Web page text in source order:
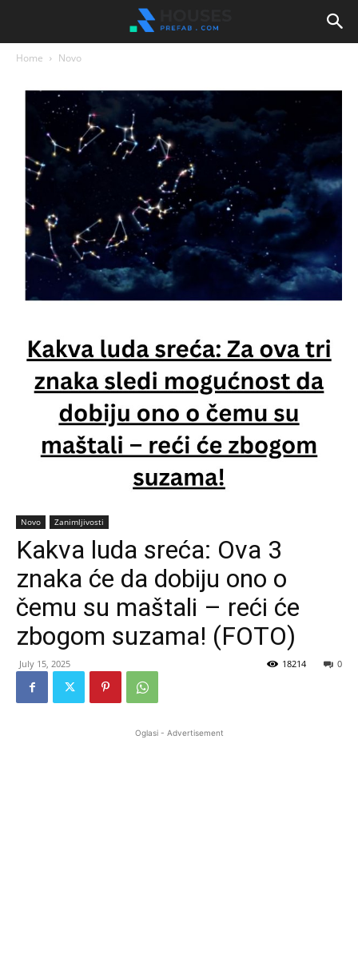
Home Novo
Novo Zanimljivosti
Kakva luda sreća: Ova 3
znaka će da dobiju ono o
čemu su maštali – reći će
zbogom suzama! (FOTO)
July 15, 2025 0
18214
Oglasi - Advertisement